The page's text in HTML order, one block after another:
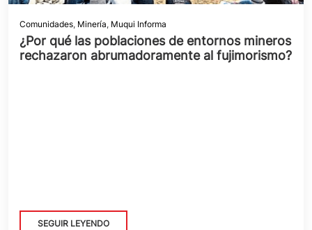
Comunidades, Minería, Muqui Informa
¿Por qué las poblaciones de entornos mineros
rechazaron abrumadoramente al fujimorismo?
SEGUIR LEYENDO